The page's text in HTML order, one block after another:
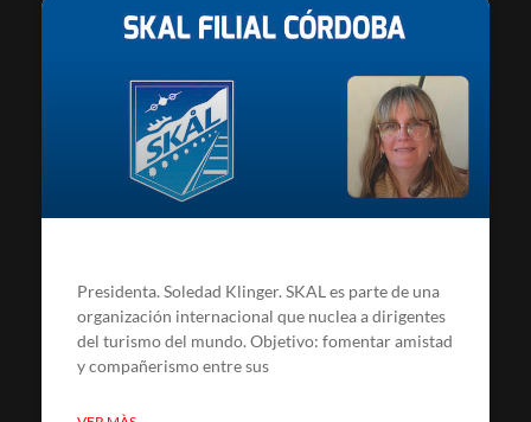
Presidenta. Soledad Klinger. SKAL es parte de una
organización internacional que nuclea a dirigentes
del turismo del mundo. Objetivo: fomentar amistad
y compañerismo entre sus